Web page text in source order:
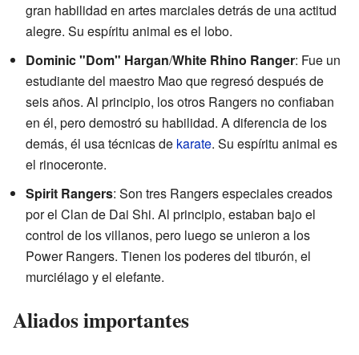
gran habilidad en artes marciales detrás de una actitud
alegre. Su espíritu animal es el lobo.
Dominic "Dom" Hargan/White Rhino Ranger: Fue un
estudiante del maestro Mao que regresó después de
seis años. Al principio, los otros Rangers no confiaban
en él, pero demostró su habilidad. A diferencia de los
demás, él usa técnicas de karate. Su espíritu animal es
el rinoceronte.
Spirit Rangers: Son tres Rangers especiales creados
por el Clan de Dai Shi. Al principio, estaban bajo el
control de los villanos, pero luego se unieron a los
Power Rangers. Tienen los poderes del tiburón, el
murciélago y el elefante.
Aliados importantes